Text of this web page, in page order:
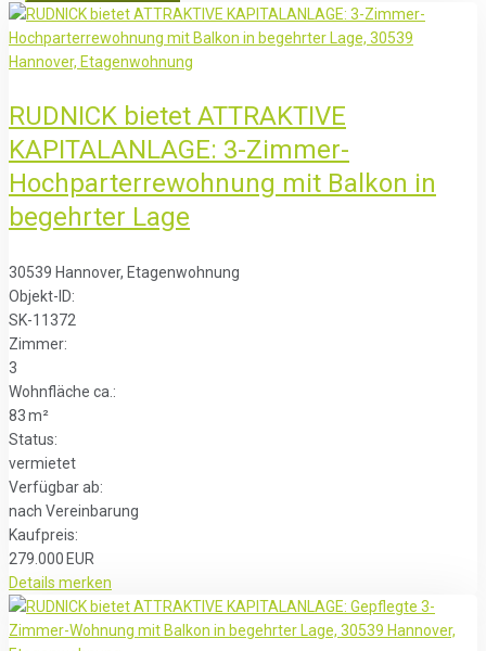
RUDNICK bietet ATTRAKTIVE
KAPITALANLAGE: 3-Zimmer-
Hochparterrewohnung mit Balkon in
begehrter Lage
30539 Hannover, Etagenwohnung
Objekt-ID:
SK-11372
Zimmer:
3
Wohnfläche ca.:
83 m²
Status:
vermietet
Verfügbar ab:
nach Vereinbarung
Kaufpreis:
279.000 EUR
Details merken